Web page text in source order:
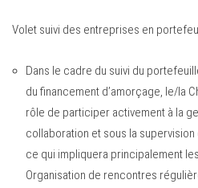
Volet suivi des entreprises en
Dans le cadre du suivi du
du financement d’amorçage, le/la
rôle de participer activement à la
collaboration et sous la
ce qui impliquera principalement
Organisation de rencontres